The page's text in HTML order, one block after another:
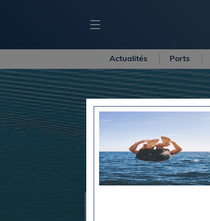
BLOC MARINE
Ports
Carnets de voyage
Dossiers de la
Application Bloc Marine
Règlementation
BATEAUX
Actualités Ports